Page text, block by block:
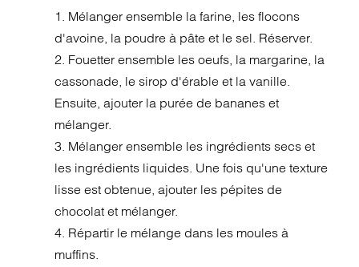
1. Mélanger ensemble la farine, les flocons
d'avoine, la poudre à pâte et le sel. Réserver.
2. Fouetter ensemble les oeufs, la margarine, la
cassonade, le sirop d'érable et la vanille.
Ensuite, ajouter la purée de bananes et
mélanger.
3. Mélanger ensemble les ingrédients secs et
les ingrédients liquides. Une fois qu'une texture
lisse est obtenue, ajouter les pépites de
chocolat et mélanger.
4. Répartir le mélange dans les moules à
muffins.